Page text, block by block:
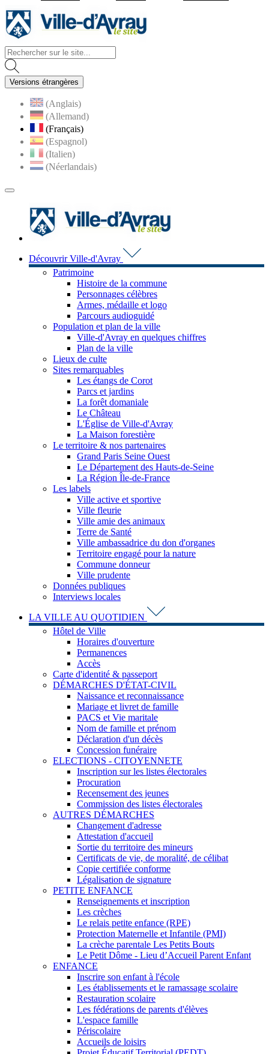
Versions étrangères
(Anglais)
(Allemand)
(Français)
(Espagnol)
(Italien)
(Néerlandais)
MENU
Découvrir Ville-d'Avray
Patrimoine
Histoire de la commune
Personnages célèbres
Armes, médaille et logo
Parcours audioguidé
Population et plan de la ville
Ville-d'Avray en quelques chiffres
Plan de la ville
Lieux de culte
Sites remarquables
Les étangs de Corot
Parcs et jardins
La forêt domaniale
Le Château
L'Église de Ville-d'Avray
La Maison forestière
Le territoire & nos partenaires
Grand Paris Seine Ouest
Le Département des Hauts-de-Seine
La Région Île-de-France
Les labels
Ville active et sportive
Ville fleurie
Ville amie des animaux
Terre de Santé
Ville ambassadrice du don d'organes
Territoire engagé pour la nature
Commune donneur
Ville prudente
Données publiques
Interviews locales
LA VILLE AU QUOTIDIEN
Hôtel de Ville
Horaires d'ouverture
Permanences
Accès
Carte d'identité & passeport
DÉMARCHES D'ÉTAT-CIVIL
Naissance et reconnaissance
Mariage et livret de famille
PACS et Vie maritale
Nom de famille et prénom
Déclaration d'un décès
Concession funéraire
ELECTIONS - CITOYENNETE
Inscription sur les listes électorales
Procuration
Recensement des jeunes
Commission des listes électorales
AUTRES DÉMARCHES
Changement d'adresse
Attestation d'accueil
Sortie du territoire des mineurs
Certificats de vie, de moralité, de célibat
Copie certifiée conforme
Légalisation de signature
PETITE ENFANCE
Renseignements et inscription
Les crèches
Le relais petite enfance (RPE)
Protection Maternelle et Infantile (PMI)
La crèche parentale Les Petits Bouts
Le Petit Dôme - Lieu d’Accueil Parent Enfant
ENFANCE
Inscrire son enfant à l'école
Les établissements et le ramassage scolaire
Restauration scolaire
Les fédérations de parents d'élèves
L'espace famille
Périscolaire
Accueils de loisirs